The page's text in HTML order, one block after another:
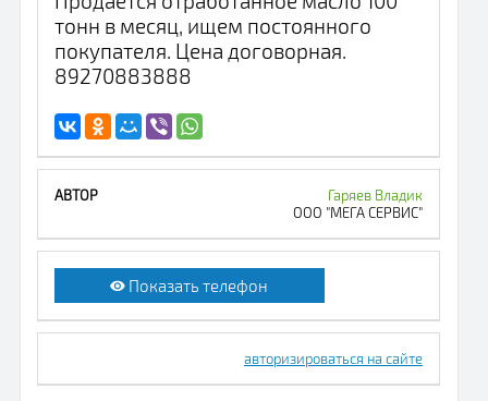
тонн в месяц, ищем постоянного
покупателя. Цена договорная.
89270883888
Гаряев Владик
ООО "МЕГА СЕРВИС"
Показать телефон
авторизироваться на сайте